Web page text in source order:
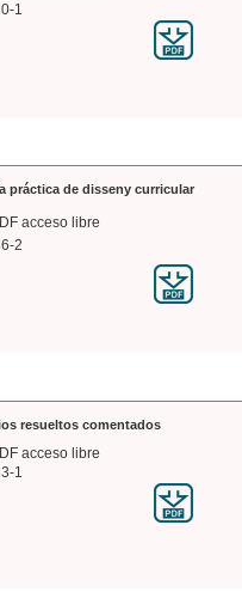
1
práctica de disseny curricular
acceso libre
2
resueltos comentados
acceso libre
1